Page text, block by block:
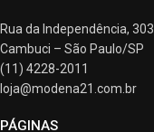
Rua da Independência, 303
Cambuci – São Paulo/SP
(11) 4228-2011
loja@modena21.com.br
PÁGINAS